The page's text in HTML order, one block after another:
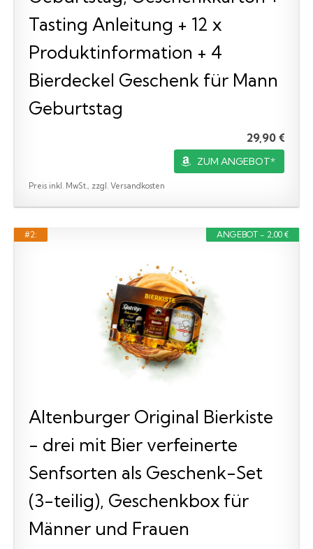
Tasting Anleitung + 12 x
Produktinformation + 4
Bierdeckel Geschenk für Mann
Geburtstag
29,90 €
ZUM ANGEBOT*
Preis inkl. MwSt., zzgl. Versandkosten
ANGEBOT - 2,00 €
#2:
Altenburger Original Bierkiste
- drei mit Bier verfeinerte
Senfsorten als Geschenk-Set
(3-teilig), Geschenkbox für
Männer und Frauen